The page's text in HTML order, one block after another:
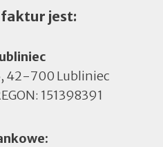
jest:
42-700 Lubliniec
151398391